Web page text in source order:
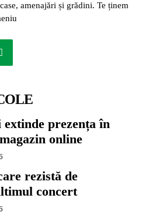
amenajări și grădini. Te ținem
prezența în
online
rezistă de
concert